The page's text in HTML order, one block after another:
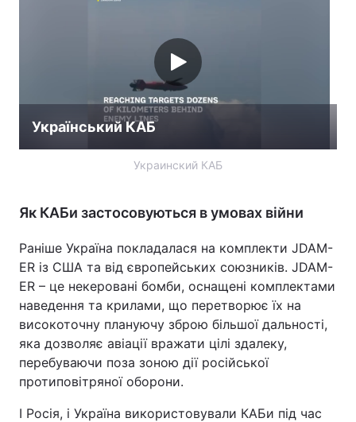
Український КАБ
Украинский КАБ
Як КАБи застосовуються в умовах війни
Раніше Україна покладалася на комплекти JDAM-
ER із США та від європейських союзників. JDAM-
ER – це некеровані бомби, оснащені комплектами
наведення та крилами, що перетворює їх на
високоточну плануючу зброю більшої дальності,
яка дозволяє авіації вражати цілі здалеку,
перебуваючи поза зоною дії російської
протиповітряної оборони.
І Росія, і Україна використовували КАБи під час